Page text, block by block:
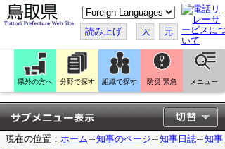
こ
の
ペ
ー
ジ
翻
訳
す
る
読み上げ 大 元
県外の方へ 分野で探す 組織で探す 防災 緊急 メニュー
現在の位置： ホーム 知事のページ 知事日誌
知事